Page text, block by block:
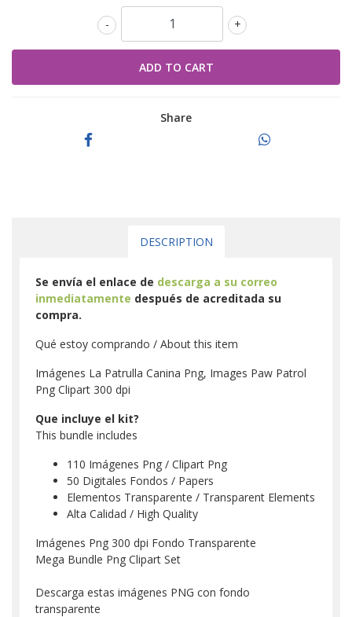
+
-
Share
DESCRIPTION
Se envía el enlace de descarga a su correo
inmediatamente después de acreditada su
compra.
Qué estoy comprando / About this item
Imágenes La Patrulla Canina Png, Images Paw Patrol
Png Clipart 300 dpi
Que incluye el kit?
This bundle includes
110 Imágenes Png / Clipart Png
50 Digitales Fondos / Papers
Elementos Transparente / Transparent Elements
Alta Calidad / High Quality
Imágenes Png 300 dpi Fondo Transparente
Mega Bundle Png Clipart Set
Descarga estas imágenes PNG con fondo
transparente